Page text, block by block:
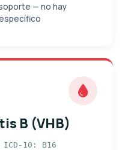
— no hay
B (VHB)
10: B16